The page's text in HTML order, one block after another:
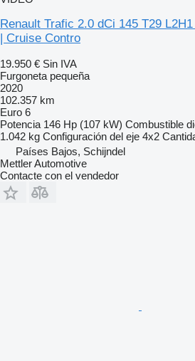
Renault Trafic 2.0 dCi 145 T29
| Cruise Contro
19.950 € Sin IVA
Furgoneta pequeña
2020
102.357 km
Euro 6
Potencia 146 Hp (107 kW) Combustible
1.042 kg Configuración del eje 4x2
Países Bajos, Schijndel
Mettler Automotive
Contacte con el vendedor